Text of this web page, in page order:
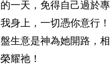
的一天，免得自己過於
我身上，一切憑你意行
盤生意是神為她開路，
榮耀祂！